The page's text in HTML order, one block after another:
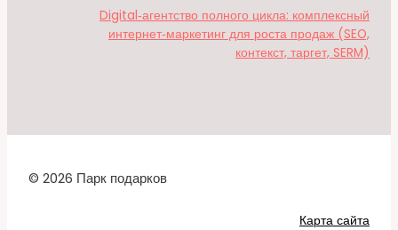
Digital‑агентство полного цикла: комплексный
интернет‑маркетинг для роста продаж (SEO,
контекст, таргет, SERM)
© 2026 Парк подарков
Карта сайта